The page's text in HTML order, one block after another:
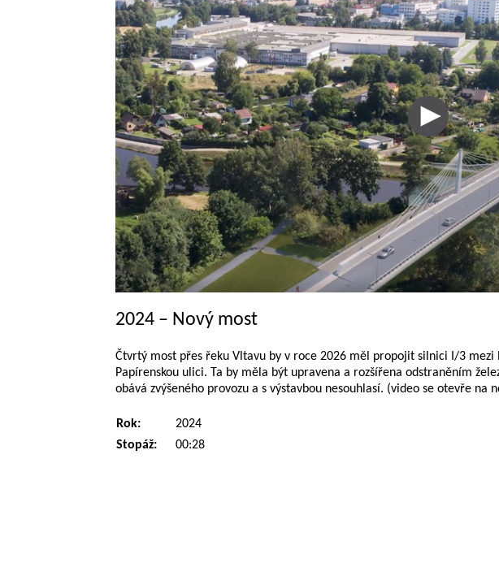
2024 – Nový most
Čtvrtý most přes řeku Vltavu by v roce 2026 měl propojit silnici I/3
Papírenskou ulici. Ta by měla být upravena a rozšířena odstraněním
obává zvýšeného provozu a s výstavbou nesouhlasí. (video se otevře na
Rok:
2024
Stopáž:
00:28